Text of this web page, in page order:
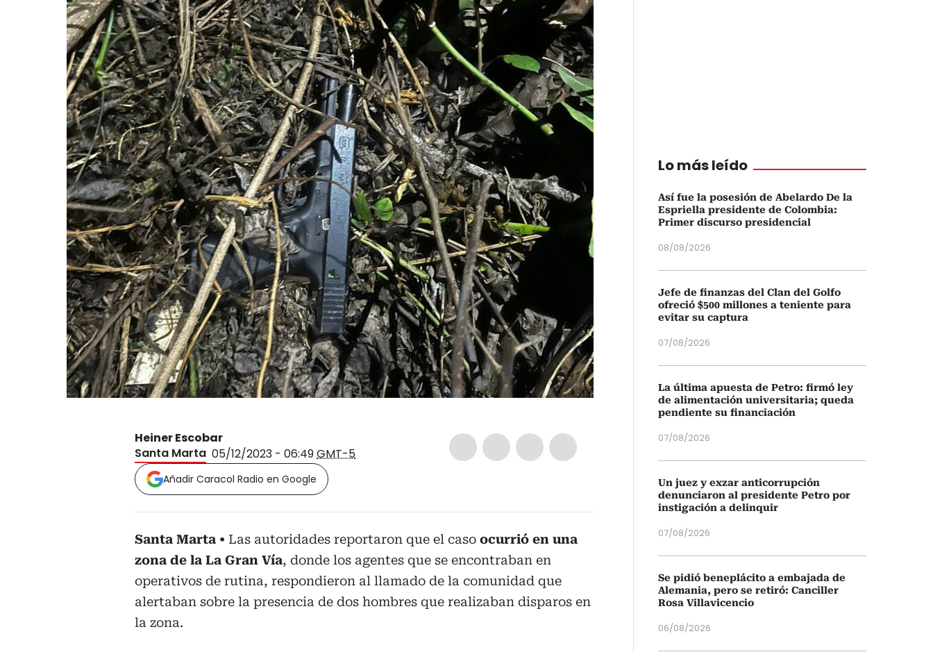
Heiner Escobar
Santa Marta 05/12/2023 - 06:49GMT-5
Añadir Caracol Radio en Google
Santa Marta Las autoridades reportaron que el caso ocurrió en una
zona de la La Gran Vía, donde los agentes que se encontraban en
operativos de rutina, respondieron al llamado de la comunidad que
alertaban sobre la presencia de dos hombres que realizaban disparos en
la zona.
Lo más leído
Así fue la posesión de Abelardo De la
Espriella presidente de Colombia:
Primer discurso presidencial
08/08/2026
Jefe de finanzas del Clan del Golfo
ofreció $500 millones a teniente para
evitar su captura
07/08/2026
La última apuesta de Petro: firmó ley
de alimentación universitaria; queda
pendiente su financiación
07/08/2026
Un juez y exzar anticorrupción
denunciaron al presidente Petro por
instigación a delinquir
07/08/2026
Se pidió beneplácito a embajada de
Alemania, pero se retiró: Canciller
Rosa Villavicencio
06/08/2026